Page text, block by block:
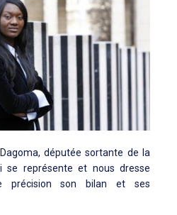
députée sortante de la
se représente et nous dresse
précision son bilan et ses